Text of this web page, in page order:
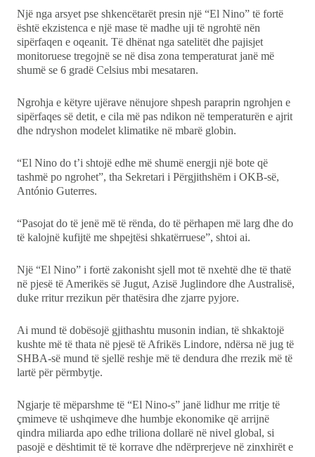
Një nga arsyet pse shkencëtarët presin një “El Nino” të fortë
është ekzistenca e një mase të madhe uji të ngrohtë nën
sipërfaqen e oqeanit. Të dhënat nga satelitët dhe pajisjet
monitoruese tregojnë se në disa zona temperaturat janë më
shumë se 6 gradë Celsius mbi mesataren.
Ngrohja e këtyre ujërave nënujore shpesh paraprin ngrohjen e
sipërfaqes së detit, e cila më pas ndikon në temperaturën e ajrit
dhe ndryshon modelet klimatike në mbarë globin.
“El Nino do t’i shtojë edhe më shumë energji një bote që
tashmë po ngrohet”, tha Sekretari i Përgjithshëm i OKB-së,
António Guterres.
“Pasojat do të jenë më të rënda, do të përhapen më larg dhe do
të kalojnë kufijtë me shpejtësi shkatërruese”, shtoi ai.
Një “El Nino” i fortë zakonisht sjell mot të nxehtë dhe të thatë
në pjesë të Amerikës së Jugut, Azisë Juglindore dhe Australisë,
duke rritur rrezikun për thatësira dhe zjarre pyjore.
Ai mund të dobësojë gjithashtu musonin indian, të shkaktojë
kushte më të thata në pjesë të Afrikës Lindore, ndërsa në jug të
SHBA-së mund të sjellë reshje më të dendura dhe rrezik më të
lartë për përmbytje.
Ngjarje të mëparshme të “El Nino-s” janë lidhur me rritje të
çmimeve të ushqimeve dhe humbje ekonomike që arrijnë
qindra miliarda apo edhe triliona dollarë në nivel global, si
pasojë e dështimit të të korrave dhe ndërprerjeve në zinxhirët e